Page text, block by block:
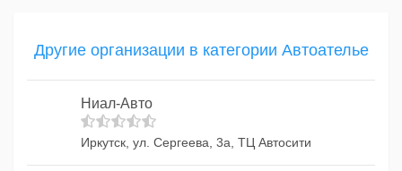
Другие организации в категории Автоателье
Ниал-Авто
Иркутск, ул. Сергеева, 3а, ТЦ Автосити